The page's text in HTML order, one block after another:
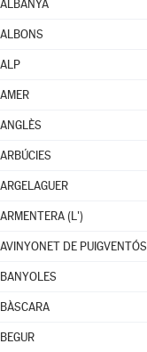
ALBANYÀ
ALBONS
ALP
AMER
ANGLÈS
ARBÚCIES
ARGELAGUER
ARMENTERA (L')
AVINYONET DE PUIGVENTÓS
BANYOLES
BÀSCARA
BEGUR